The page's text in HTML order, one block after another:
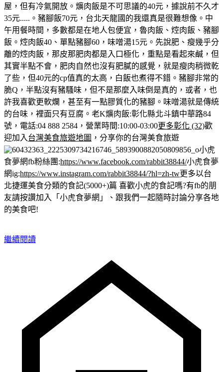
屋，但有冷氣開放。 爌肉飯是不可思議的40元，據說前不久才
35元.....。豬腳飯70元，台北天龍國的我還真是很難想像。 中
午用餐時間，多數都是在地人包便宜，魯肉飯、焢肉飯、豬腳
飯。 焢肉飯40、單點豬腳60，味噌湯15元。 先說肥、瘦幾乎分
離的焢肉飯，那皮那肥肉都是入口極化，重點是看起來鹹，但
其實半點不會，肥肉自然也沒有肥膩的感覺，就是瘦肉稍微乾
了些，但40元的cp值真的太高，白飯也煮得不錯。 豬腳非常的
脆Q，半點沒有豬騷味，但不是那麼入味倒是真的，或者，也
許我喜歡更軟爛，甚至有一點膠質化的豬腳。味噌湯就是傳統
的台味，裡面只有豆腐。 老K爌肉飯:彰化縣北斗鎮中華路84
號，電話:04 888 2584，營業時間:10:00-03:00更多彰化 (32)歡
迎加入 台灣美食旅遊地圖 ，分享你的台灣美食旅遊
小虎
食夢網fb粉絲團:https://www.facebook.com/rabbit38844/小虎食夢
網ig:https://www.instagram.com/rabbit38844/?hl=zh-tw更多以台
北捷運美食分類的食記(5000+)篇 喜歡小虎的食記嗎?有fb的朋
友請按讚加入「小虎食夢網」、跟我們一起隨時討論分享各地
的美食吧!
繼續閱讀